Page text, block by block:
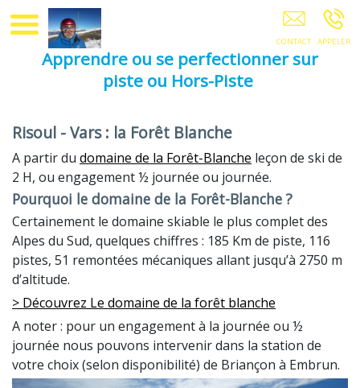
Apprendre ou se perfectionner sur
piste ou Hors-Piste
Risoul - Vars : la Forêt Blanche
A partir du domaine de la Forêt-Blanche leçon de ski de
2 H, ou engagement ½ journée ou journée.
Pourquoi le domaine de la Forêt-Blanche ?
Certainement le domaine skiable le plus complet des
Alpes du Sud, quelques chiffres : 185 Km de piste, 116
pistes, 51 remontées mécaniques allant jusqu’à 2750 m
d’altitude.
> Découvrez Le domaine de la forêt blanche
A noter : pour un engagement à la journée ou ½
journée nous pouvons intervenir dans la station de
votre choix (selon disponibilité) de Briançon à Embrun.